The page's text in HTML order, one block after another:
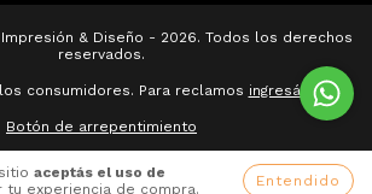
aceptás el uso de
tu experiencia de compra. Entendido
& Diseño - 2026. Todos los derechos
reservados.
consumidores. Para reclamos ingresá acá.
Botón de arrepentimiento